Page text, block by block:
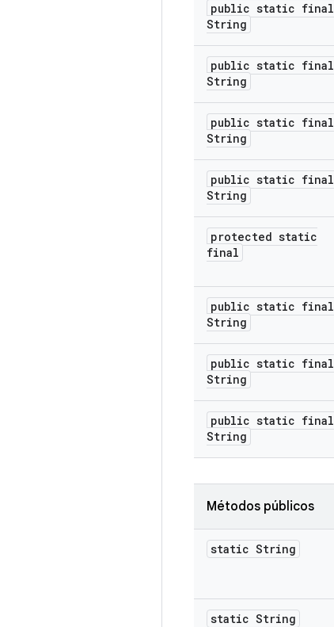
public static final
String
public static final
String
public static final
String
public static final
String
protected static
final
public static final
String
public static final
String
public static final
String
Métodos públicos
static String
static String